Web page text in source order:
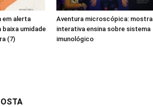
em alerta
baixa umidade
(7)
Aventura microscópica: mostra
interativa ensina sobre sistema
imunológico